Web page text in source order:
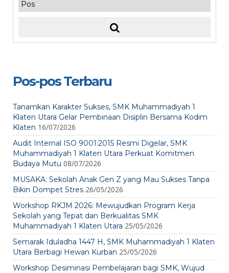
Pos-pos Terbaru
Tanamkan Karakter Sukses, SMK Muhammadiyah 1
Klaten Utara Gelar Pembinaan Disiplin Bersama Kodim
Klaten 16/07/2026
Audit Internal ISO 9001:2015 Resmi Digelar, SMK
Muhammadiyah 1 Klaten Utara Perkuat Komitmen
Budaya Mutu 08/07/2026
MUSAKA: Sekolah Anak Gen Z yang Mau Sukses Tanpa
Bikin Dompet Stres 26/05/2026
Workshop RKJM 2026: Mewujudkan Program Kerja
Sekolah yang Tepat dan Berkualitas SMK
Muhammadiyah 1 Klaten Utara 25/05/2026
Semarak Iduladha 1447 H, SMK Muhammadiyah 1 Klaten
Utara Berbagi Hewan Kurban 25/05/2026
Workshop Desiminasi Pembelajaran bagi SMK, Wujud